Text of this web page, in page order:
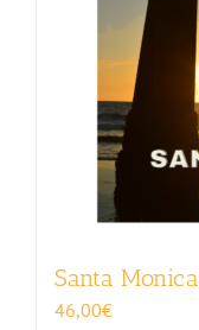
Santa Monica
46,00€